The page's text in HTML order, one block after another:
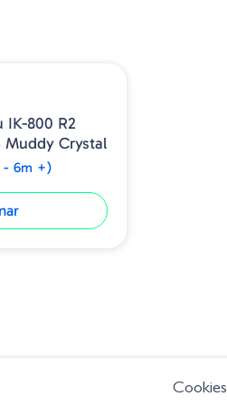
IK-800 R2
Crystal
- 6m +)
Cookies